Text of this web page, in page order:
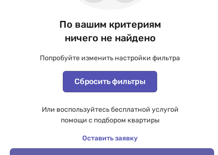
По вашим критериям
ничего не найдено
Попробуйте изменить настройки фильтра
Сбросить фильтры
Или воспользуйтесь бесплатной услугой
помощи с подбором квартиры
Оставить заявку